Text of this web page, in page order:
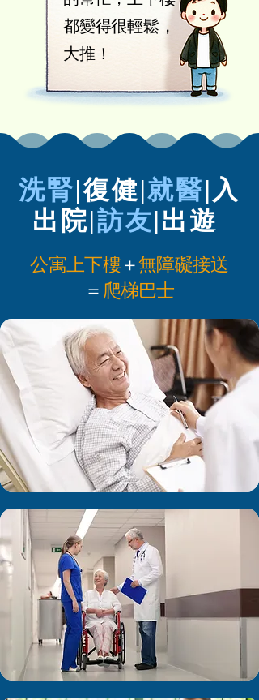
都變得很輕鬆，
​大推！
洗腎 復健 |就醫 入
出院 訪友 出遊
公寓上下樓＋無障礙接送
＝ 爬梯巴士